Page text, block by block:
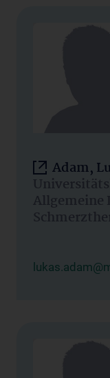
Adam,
Allgemeine